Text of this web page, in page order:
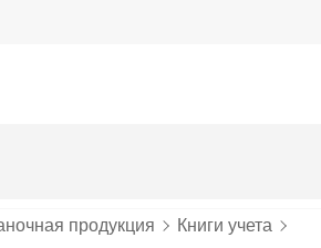
продукция
Книги учета